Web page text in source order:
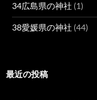
34広島県の神社 (1)
38愛媛県の神社 (44)
最近の投稿